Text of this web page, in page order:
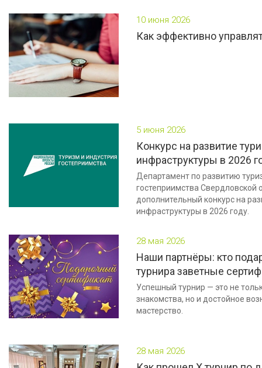
10 июня 2026
Как эффективно
5 июня 2026
Конкурс на развитие
инфраструктуры в 2026
Департамент по развитию
гостеприимства Свердловской
дополнительный конкурс на
инфраструктуры в 2026 году.
28 мая 2026
Наши партнёры: кто
турнира заветные
Успешный турнир — это не
знакомства, но и достойное
мастерство.
28 мая 2026